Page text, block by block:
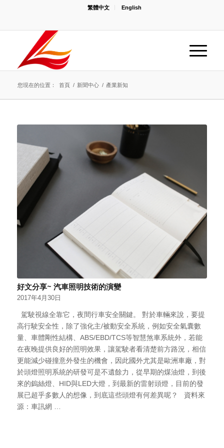
繁體中文 English
您現在的位置： 首頁 / 新聞中心 / 產業新知
好文分享~ 汽車照明技術的演變
2017年4月30日
駕駛視線全靠它，夜間行車安全關鍵。 對於車輛來說，要提
高行駛安全性，除了強化主/被動安全系統，例如安全氣囊數
量、車體剛性結構、ABS/EBD/TCS等智慧煞車系統外，若能
在夜晚提供良好的照明效果，讓駕駛者看清楚前方路況，相信
更能減少碰撞意外發生的機會，因此國外尤其是歐洲車廠，對
於頭燈照明系統的研發可是不遺餘力，從早期的煤油燈，到後
來的鎢絲燈、HID與LED大燈，到最新的雷射頭燈，目前的發
展已超乎多數人的想像，到底這些頭燈有何差異呢？ 資料來
源：車訊網 …